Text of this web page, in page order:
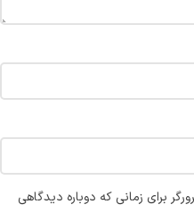
برای زمانی که دوباره دیدگاهی